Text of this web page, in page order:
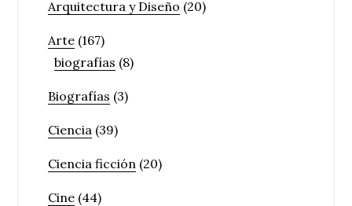
Arquitectura y Diseño (20)
Arte (167)
biografías (8)
Biografías (3)
Ciencia (39)
Ciencia ficción (20)
Cine (44)